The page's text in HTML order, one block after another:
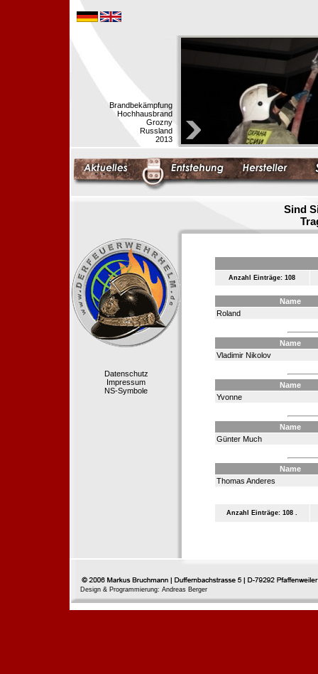
Brandbekämpfung
Hochhausbrand
Grozny
Russland
2013
Sind
Datenschutz
Impressum
NS-Symbole
Anzahl Einträge: 108
Name
Roland
Name
Vladimir Nikolov
Name
Yvonne
Name
Günter Much
Name
Thomas Anderes
Anzahl Einträge: 108 .
Design & Programmierung: Andreas Berger